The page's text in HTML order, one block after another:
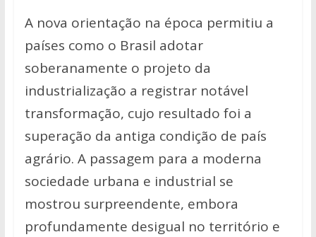
A nova orientação na época permitiu a
países como o Brasil adotar
soberanamente o projeto da
industrialização a registrar notável
transformação, cujo resultado foi a
superação da antiga condição de país
agrário. A passagem para a moderna
sociedade urbana e industrial se
mostrou surpreendente, embora
profundamente desigual no território e